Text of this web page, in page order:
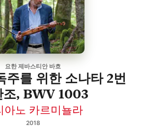
요한 제바스티안 바흐
주를 위한 소나타 2번
조, BWV 1003
아노 카르미뇰라
2018